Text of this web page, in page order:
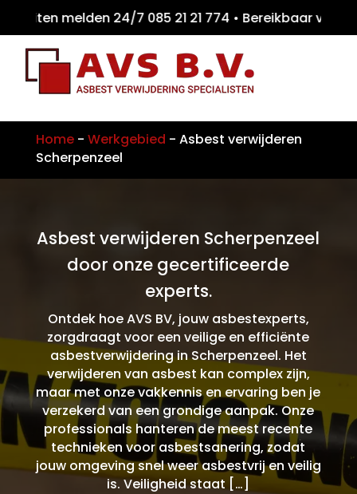
melden 24/7 085 21 21 774 •
Home- Werkgebied - Asbest verwijderen
Scherpenzeel
Asbest verwijderen Scherpenzeel
door onze gecertificeerde
experts.
Ontdek hoe AVS BV, jouw asbestexperts,
zorgdraagt voor een veilige en efficiënte
asbestverwijdering in Scherpenzeel. Het
verwijderen van asbest kan complex zijn,
maar met onze vakkennis en ervaring ben je
verzekerd van een grondige aanpak. Onze
professionals hanteren de meest recente
technieken voor asbestsanering, zodat
jouw omgeving snel weer asbestvrij en veilig
is. Veiligheid staat […]